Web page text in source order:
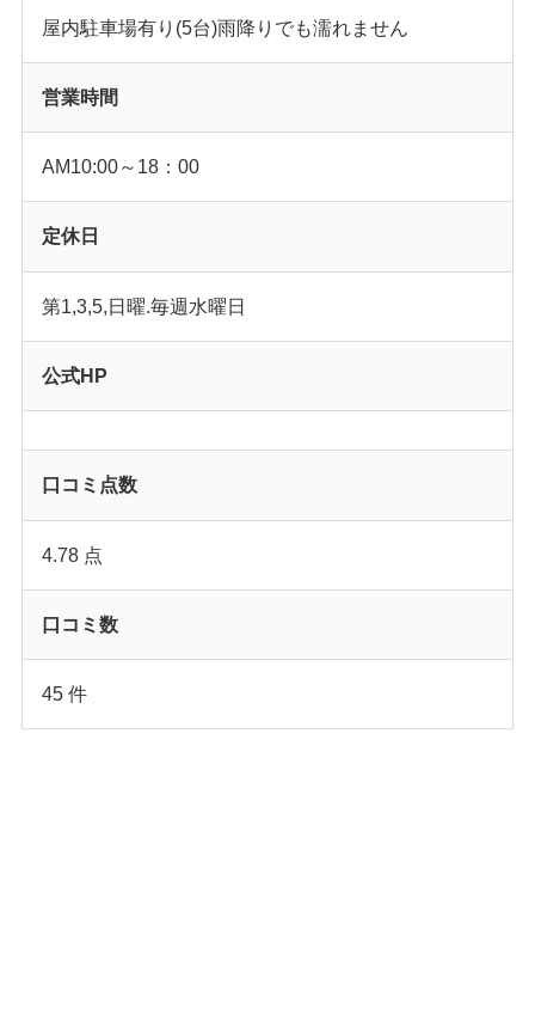
屋内駐車場有り(5台)雨降りでも濡れません
営業時間
AM10:00～18：00
定休日
第1,3,5,日曜.毎週水曜日
公式HP
口コミ点数
4.78 点
口コミ数
45 件